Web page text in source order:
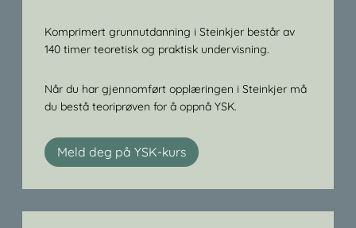
Komprimert grunnutdanning i Steinkjer består av
140 timer teoretisk og praktisk undervisning.
Når du har gjennomført opplæringen i Steinkjer må
du bestå teoriprøven for å oppnå YSK.
Meld deg på YSK-kurs